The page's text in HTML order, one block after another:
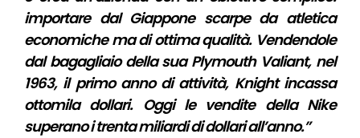
importare dal Giappone scarpe da atletica
economiche ma di ottima qualità. Vendendole
dal bagagliaio della sua Plymouth Valiant, nel
1963, il primo anno di attività, Knight incassa
ottomila dollari. Oggi le vendite della Nike
superano i trenta miliardi di dollari all’anno.”